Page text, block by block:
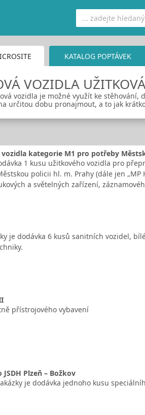
KATALOG POPTÁVEK
VOZIDLA
vozidla je možné využít ke stěhování,
určitou dobu pronajmout, a to jak
vozidla kategorie M1 pro potřeby
1 kusu užitkového vozidla pro
policii hl. m. Prahy (dále jen
a světelných zařízení,
je dodávka 6 kusů sanitních vozidel,
přístrojového vybavení
Plzeň – Božkov
je dodávka jednoho kusu